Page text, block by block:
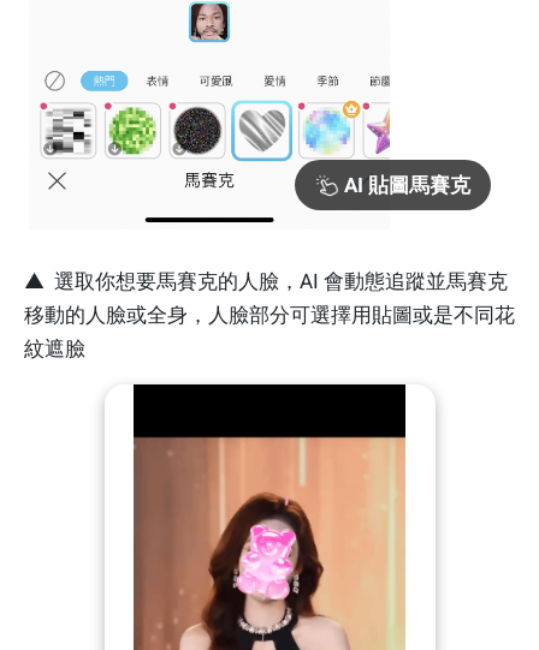
AI 貼圖馬賽克
▲ 選取你想要馬賽克的人臉，AI 會動態追蹤並馬賽克
移動的人臉或全身，人臉部分可選擇用貼圖或是不同花
紋遮臉